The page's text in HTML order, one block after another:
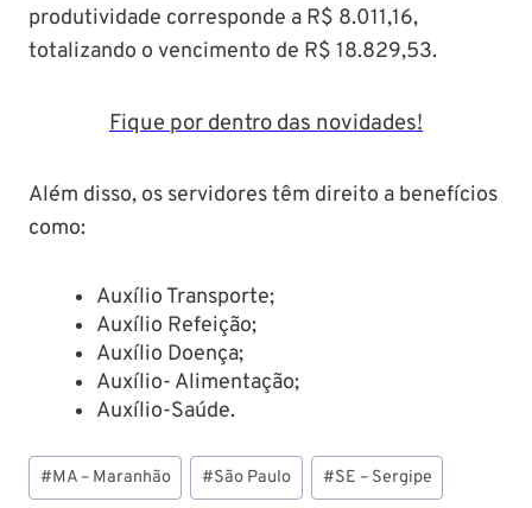
produtividade corresponde a R$ 8.011,16,
totalizando o vencimento de R$ 18.829,53.
Fique por dentro das novidades!
Além disso, os servidores têm direito a benefícios
como:
Auxílio Transporte;
Auxílio Refeição;
Auxílio Doença;
Auxílio- Alimentação;
Auxílio-Saúde.
Tags
do
#MA – Maranhão #São Paulo #SE – Sergipe